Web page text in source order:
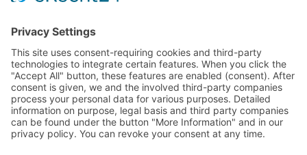
Besucherinformation
Weitere Infos zu Anfahrt, Preise undmehr
NEWSLETTER
Abonnieren und informiert bleiben